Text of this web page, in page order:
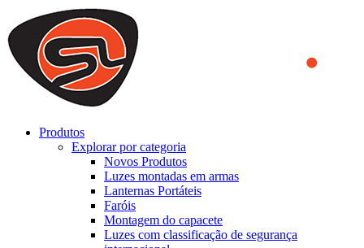
We use cookies to ensure that we provide you the best experience
on our website. By continuing to browse this website, you accept
that cookies are used to help us analyze how the website is used and
to offer you a better experience. To learn more or to find out how
you can disable cookies, you can access our
Produtos
Explorar por categoria
Novos Produtos
Luzes montadas em armas
Lanternas Portáteis
Faróis
Montagem do capacete
Luzes com classificação de segurança